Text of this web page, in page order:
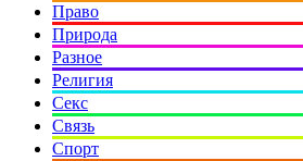
Право
Природа
Разное
Религия
Секс
Связь
Спорт